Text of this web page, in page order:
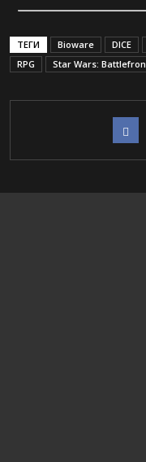
ТЕГИ Bioware DICE
RPG
Star Wars: